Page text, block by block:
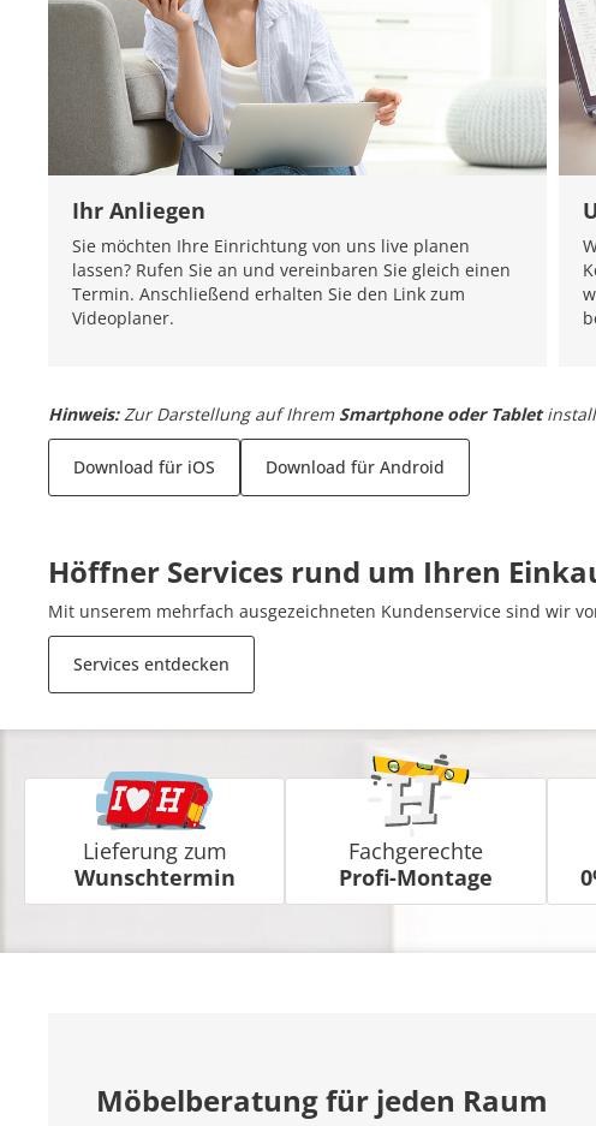
Ihr Anliegen
Sie möchten Ihre Einrichtung von uns live planen
lassen? Rufen Sie an und vereinbaren Sie gleich einen
Termin. Anschließend erhalten Sie den Link zum
Videoplaner.
Hinweis: Zur Darstellung auf Ihrem Smartphone oder Tablet
Download für iOS Download für Android
Höffner Services rund um Ihren
Mit unserem mehrfach ausgezeichneten Kundenservice sind wir
Services entdecken
Lieferung zum
Wunschtermin
Fachgerechte
Profi-Montage
Möbelberatung für jeden Raum